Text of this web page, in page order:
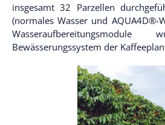
insgesamt 32 Parzellen
(normales Wasser und AQUA4D®-
Bewässerungssystem der